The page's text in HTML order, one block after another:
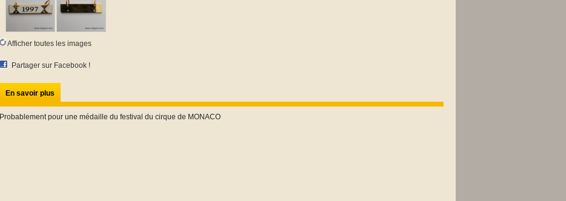
Afficher toutes les images
Partager sur Facebook !
En savoir plus
Probablement pour une médaille du festival du cirque de MONACO